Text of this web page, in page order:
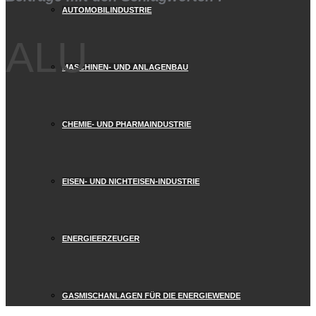
AUTOMOBILINDUSTRIE
MASCHINEN- UND ANLAGENBAU
CHEMIE- UND PHARMAINDUSTRIE
EISEN- UND NICHTEISEN-INDUSTRIE
ENERGIEERZEUGER
GASMISCHANLAGEN FÜR DIE ENERGIEWENDE
ALU